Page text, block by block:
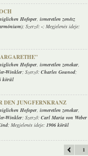
Hofoper, ismeretlen zenész
; Szerző: -; Megjelenés ideje:
Hofoper, ismeretlen zenekar,
Winkler; Szerző: Charles Gounod;
körül
DEN JUNGFERNKRANZ
Hofoper, ismeretlen zenekar,
Winkler; Szerző: Carl Maria von Weber
; Megjelenés ideje: 1906 körül
1